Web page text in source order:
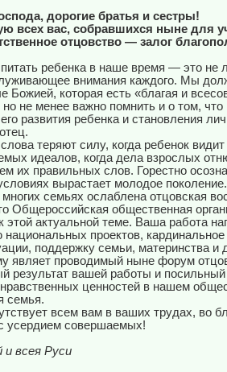
дорогие братья и сестры!
всех вас, собравшихся ныне для
отцовство — залог
ребенка в наше время — это не
внимания каждого. Мы
Божией, которая есть «благая и
не менее важно помнить и о том, что
развития ребенка и становления
теряют силу, когда ребенок
идеалов, когда дела взрослых
их правильных слов. Горестно
вырастает молодое поколение.
семьях ослаблена отцовская
Общероссийская общественная
актуальной теме. Ваша работа
проектов, кардинальное
поддержку семьи, материнства и
являет проводимый ныне форум
результат вашей работы и
ценностей в нашем
семья.
всем вам в ваших трудах, во
усердием совершаемых!
и всея Руси